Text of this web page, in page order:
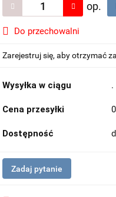
op.
Do przechowalni
Zarejestruj się, aby otrzymać
Wysyłka w ciągu .
Cena przesyłki 0
Dostępność
Zadaj pytanie